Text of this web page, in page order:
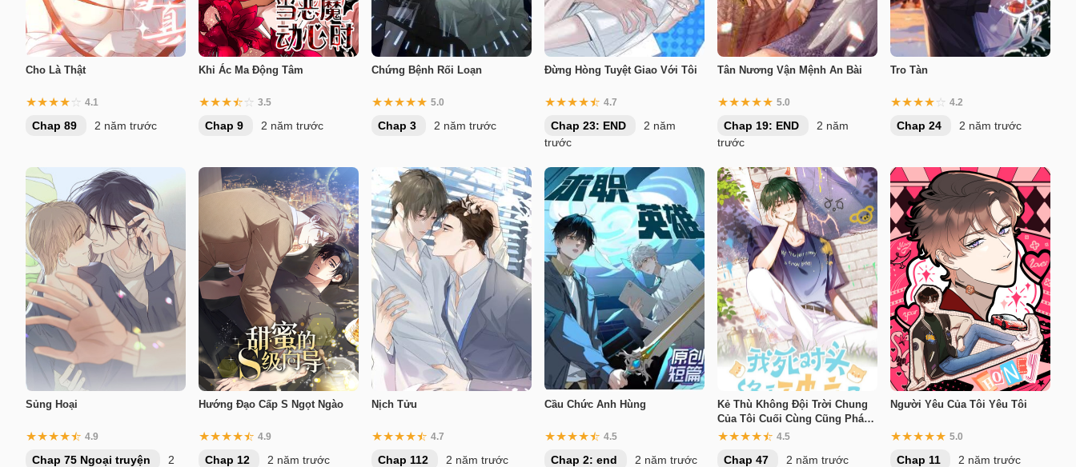
Cho Là Thật
4.1
Chap 89 2 năm trước
Khi Ác Ma Động Tâm
3.5
Chap 9 2 năm trước
Chứng Bệnh Rối Loạn
5.0
Chap 3 2 năm trước
Đừng Hòng Tuyệt Giao Với Tôi
4.7
Chap 23: END
2 năm
trước
Tân Nương Vận Mệnh An Bài
5.0
Chap 19: END
2 năm
trước
Tro Tàn
4.2
Chap 24 2 năm trước
Sủng Hoại
4.9
Chap 75 Ngoại truyện
2
Hướng Đạo Cấp S Ngọt Ngào
4.9
Chap 12 2 năm trước
Nịch Tửu
4.7
Chap 112 2 năm trước
Cầu Chức Anh Hùng
4.5
Chap 2: end 2 năm trước
Kẻ Thù Không Đội Trời Chung
Của Tôi Cuối Cùng Cũng Phá
Sản Rồi
4.5
Chap 47 2 năm trước
Người Yêu Của Tôi Yêu Tôi
5.0
Chap 11 2 năm trước